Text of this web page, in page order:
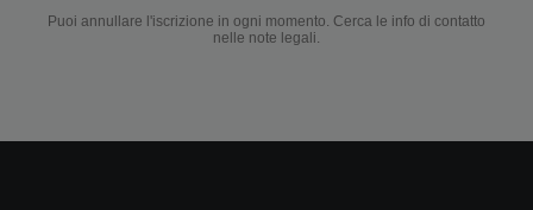
Puoi annullare l'iscrizione in ogni momento. Cerca le info di contatto
nelle note legali.